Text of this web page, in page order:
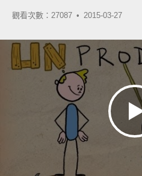
觀看次數：27087 • 2015-03-27